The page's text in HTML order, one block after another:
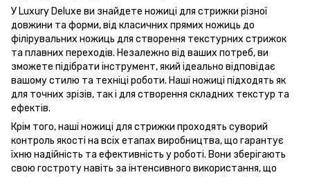
У Luxury Deluxe ви знайдете ножиці для стрижки різної
довжини та форми, від класичних прямих ножиць до
філірувальних ножиць для створення текстурних стрижок
та плавних переходів. Незалежно від ваших потреб, ви
зможете підібрати інструмент, який ідеально відповідає
вашому стилю та техніці роботи. Наші ножиці підходять як
для точних зрізів, так і для створення складних текстур та
ефектів.
Крім того, наші ножиці для стрижки проходять суворий
контроль якості на всіх етапах виробництва, що гарантує
їхню надійність та ефективність у роботі. Вони зберігають
свою гостроту навіть за інтенсивного використання, що